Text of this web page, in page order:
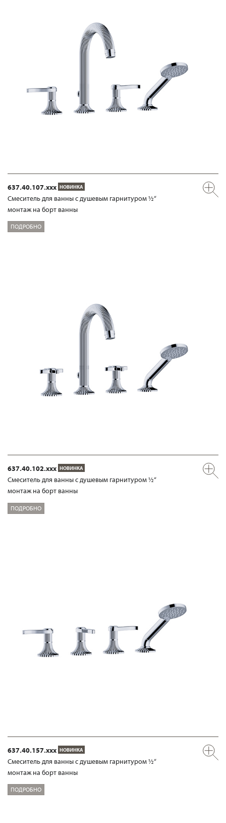
637.40.107.xxx НОВИНКА
Смеситель для ванны с душевым гарнитуром ½“
монтаж на борт ванны
ПОДРОБНО
637.40.102.xxx НОВИНКА
Смеситель для ванны с душевым гарнитуром ½“
монтаж на борт ванны
ПОДРОБНО
637.40.157.xxx НОВИНКА
Смеситель для ванны с душевым гарнитуром ½“
монтаж на борт ванны
ПОДРОБНО